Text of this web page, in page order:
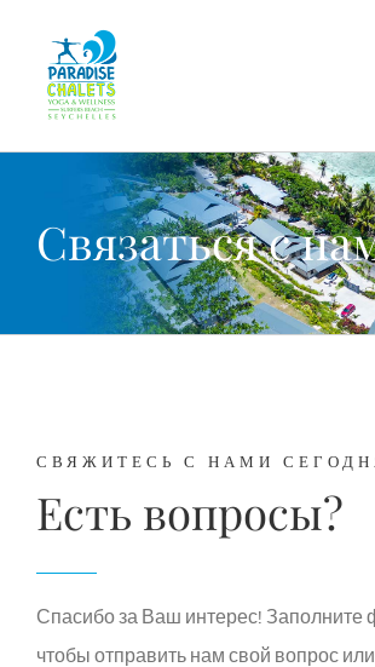
content
Связаться с
СВЯЖИТЕСЬ С НАМИ
Есть вопросы?
Спасибо за Ваш интерес! Заполните
чтобы отправить нам свой вопрос